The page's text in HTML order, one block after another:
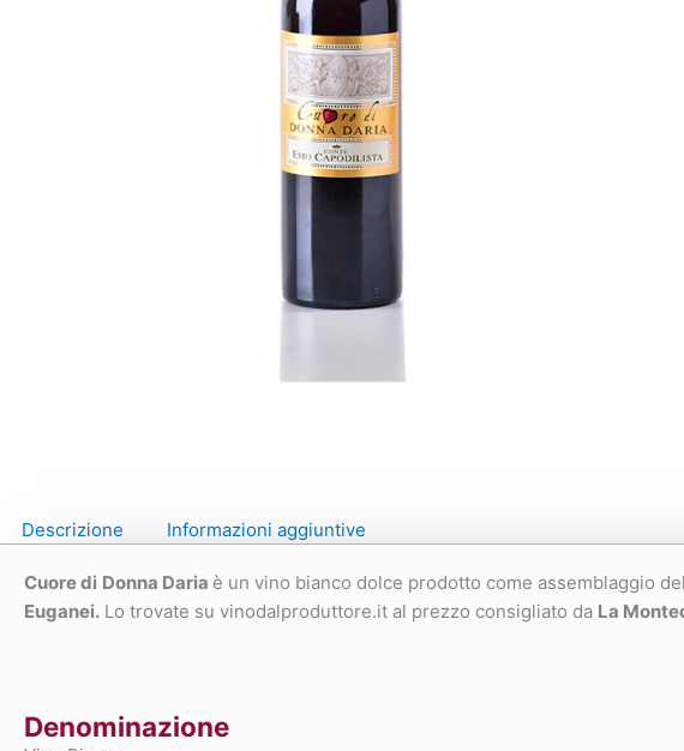
Descrizione Informazioni aggiuntive
Cuore di Donna Daria è un vino bianco dolce prodotto come assemblaggio
Euganei. Lo trovate su vinodalproduttore.it al prezzo consigliato da La
Denominazione